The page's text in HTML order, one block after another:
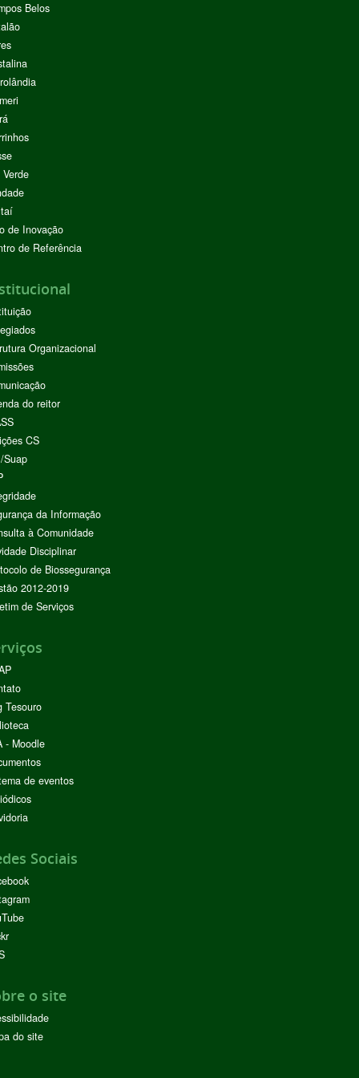
Belos
de Inovação
de Referência
Organizacional
do reitor
CS
Suap
da Informação
à Comunidade
Disciplinar
de Biossegurança
2012-2019
de Serviços
Tesouro
- Moodle
de eventos
Sociais
o site
do site